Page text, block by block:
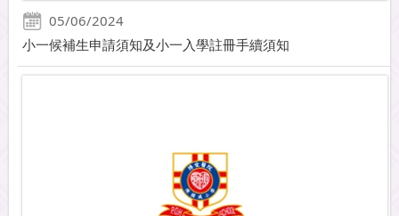
05/06/2024
小一候補生申請須知及小一入學註冊手續須知